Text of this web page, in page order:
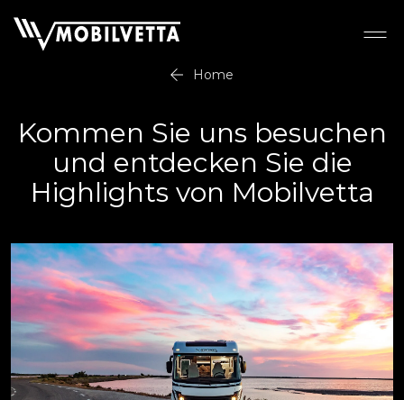
Home
Kommen Sie uns besuchen
und entdecken Sie die
Highlights von Mobilvetta